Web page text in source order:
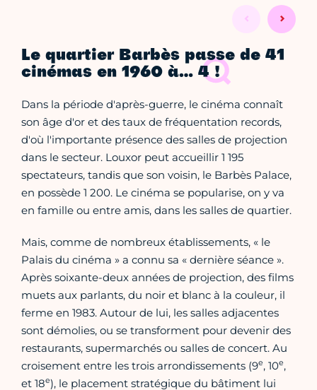
Le quartier Barbès passe de 41
cinémas en 1960 à… 4 !
Dans la période d'après-guerre, le cinéma connaît
son âge d'or et des taux de fréquentation records,
d'où l'importante présence des salles de projection
dans le secteur. Louxor peut accueillir 1 195
spectateurs, tandis que son voisin, le Barbès Palace,
en possède 1 200. Le cinéma se popularise, on y va
en famille ou entre amis, dans les salles de quartier.
Mais, comme de nombreux établissements, « le
Palais du cinéma » a connu sa « dernière séance ».
Après soixante-deux années de projection, des films
muets aux parlants, du noir et blanc à la couleur, il
ferme en 1983. Autour de lui, les salles adjacentes
sont démolies, ou se transforment pour devenir des
restaurants, supermarchés ou salles de concert. Au
croisement entre les trois arrondissements (9e, 10e,
et 18e), le placement stratégique du bâtiment lui